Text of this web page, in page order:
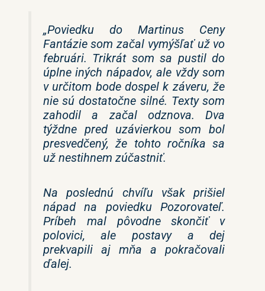
„Poviedku do Martinus Ceny
Fantázie som začal vymýšľať už vo
februári. Trikrát som sa pustil do
úplne iných nápadov, ale vždy som
v určitom bode dospel k záveru, že
nie sú dostatočne silné. Texty som
zahodil a začal odznova. Dva
týždne pred uzávierkou som bol
presvedčený, že tohto ročníka sa
už nestihnem zúčastniť.
Na poslednú chvíľu však prišiel
nápad na poviedku Pozorovateľ.
Príbeh mal pôvodne skončiť v
polovici, ale postavy a dej
prekvapili aj mňa a pokračovali
ďalej.